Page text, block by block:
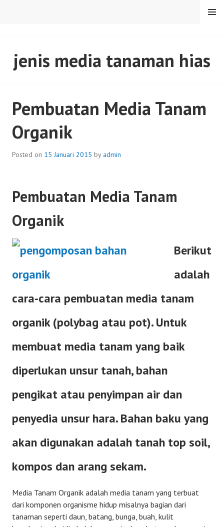
MENU
jenis media tanaman hias
Pembuatan Media Tanam
Organik
Posted on 15 Januari 2015 by admin
Pembuatan Media Tanam
Organik
Berikut
adalah
cara-cara pembuatan media tanam
organik (polybag atau pot). Untuk
membuat media tanam yang baik
diperlukan unsur tanah, bahan
pengikat atau penyimpan air dan
penyedia unsur hara. Bahan baku yang
akan digunakan adalah tanah top soil,
kompos dan arang sekam.
Media Tanam Organik adalah media tanam yang terbuat
dari komponen organisme hidup misalnya bagian dari
tanaman seperti daun, batang, bunga, buah, kulit